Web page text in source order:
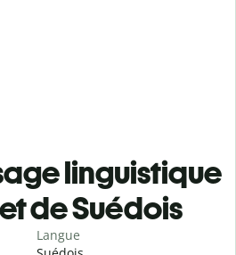
linguistique
de Suédois
Langue